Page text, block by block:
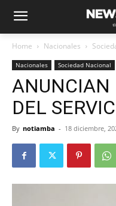
Home Nacionales
Nacionales Sociedad Nacional
ANUNCIAN
DEL
By notiamba - 18 diciembre,